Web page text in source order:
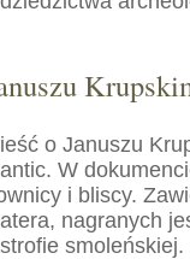
o Januszu
W
i bliscy.
nagranych
smoleńskiej.